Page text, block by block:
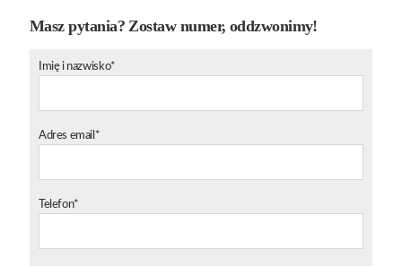
Masz pytania? Zostaw numer, oddzwonimy!
Imię i nazwisko*
Adres email*
Telefon*